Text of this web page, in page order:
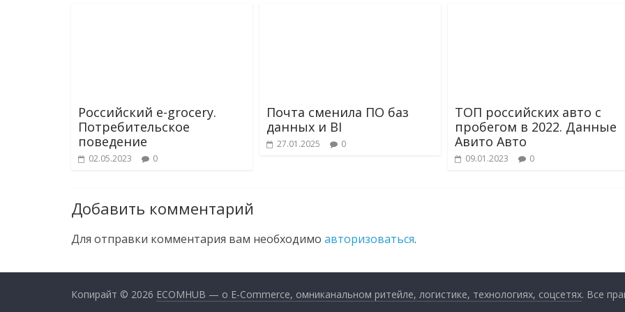
Российский e-grocery.
Потребительское
поведение
02.05.2023 0
Почта сменила ПО баз
данных и BI
27.01.2025 0
ТОП российских авто с
пробегом в 2022. Данные
Авито Авто
09.01.2023 0
Добавить комментарий
Для отправки комментария вам необходимо авторизоваться.
Копирайт © 2026 ECOMHUB — о E-Commerce, омниканальном ритейле, логистике, технологиях, соцсетях. Все